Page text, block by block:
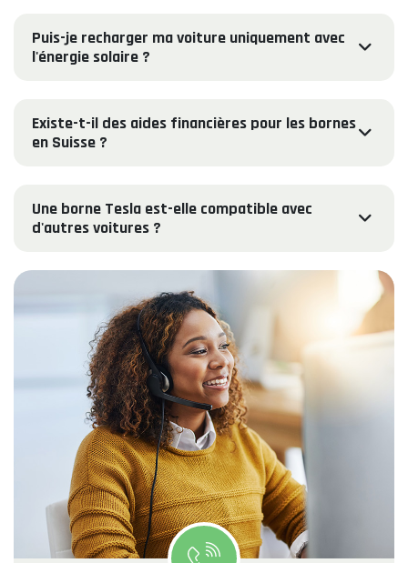
Puis-je recharger ma voiture uniquement avec
l'énergie solaire ?
Existe-t-il des aides financières pour les bornes
en Suisse ?
Une borne Tesla est-elle compatible avec
d'autres voitures ?